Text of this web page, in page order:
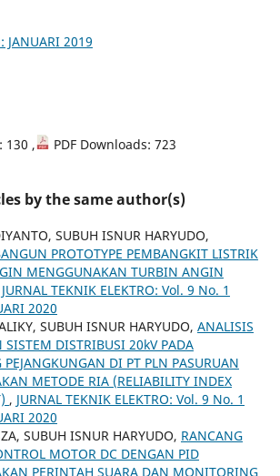
JANUARI 2019
130 , PDF Downloads: 723
by the same author(s)
SUBUH ISNUR HARYUDO,
PROTOTYPE PEMBANGKIT LISTRIK
MENGGUNAKAN TURBIN ANGIN
JURNAL TEKNIK ELEKTRO: Vol. 9 No. 1
2020
SUBUH ISNUR HARYUDO, ANALISIS
SISTEM DISTRIBUSI 20kV PADA
PEJANGKUNGAN DI PT PLN PASURUAN
METODE RIA (RELIABILITY INDEX
, JURNAL TEKNIK ELEKTRO: Vol. 9 No. 1
2020
SUBUH ISNUR HARYUDO, RANCANG
MOTOR DC DENGAN PID
PERINTAH SUARA DAN MONITORING